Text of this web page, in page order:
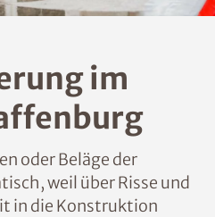
im
oder Beläge der
weil über Risse und
in die Konstruktion